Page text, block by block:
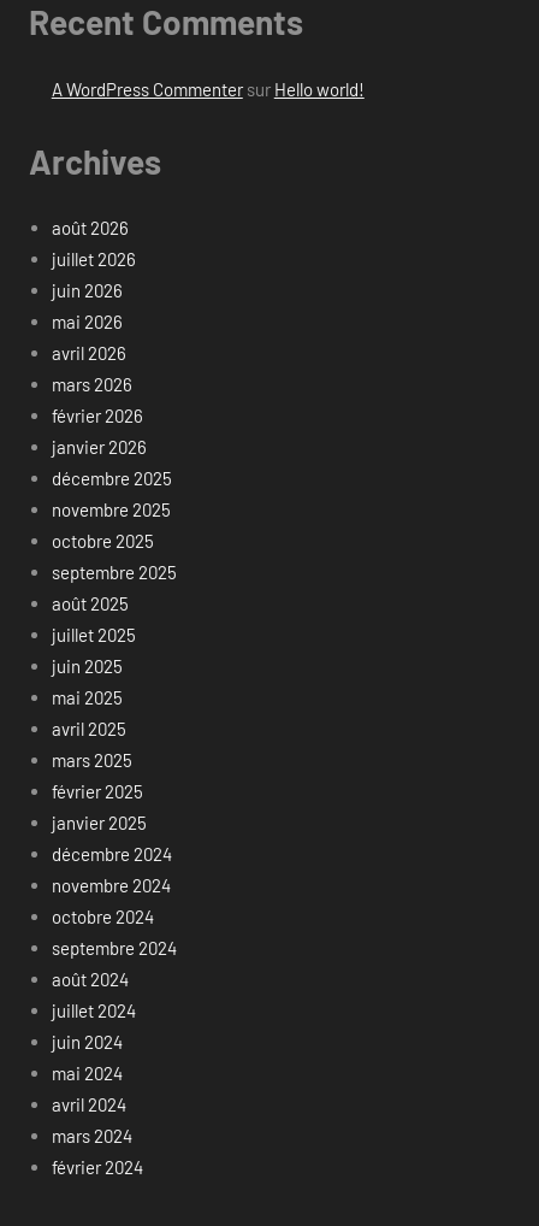
Recent Comments
A WordPress Commentersur Hello world!
Archives
août 2026
juillet 2026
juin 2026
mai 2026
avril 2026
mars 2026
février 2026
janvier 2026
décembre 2025
novembre 2025
octobre 2025
septembre 2025
août 2025
juillet 2025
juin 2025
mai 2025
avril 2025
mars 2025
février 2025
janvier 2025
décembre 2024
novembre 2024
octobre 2024
septembre 2024
août 2024
juillet 2024
juin 2024
mai 2024
avril 2024
mars 2024
février 2024